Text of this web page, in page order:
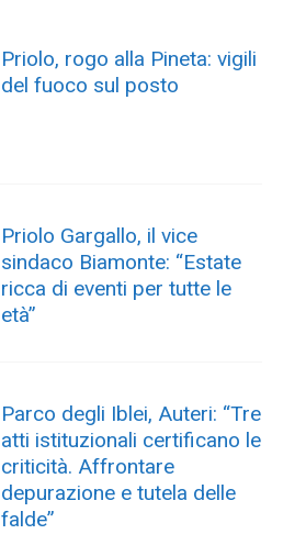
Priolo, rogo alla Pineta: vigili
del fuoco sul posto
Priolo Gargallo, il vice
sindaco Biamonte: “Estate
ricca di eventi per tutte le
età”
Parco degli Iblei, Auteri: “Tre
atti istituzionali certificano le
criticità. Affrontare
depurazione e tutela delle
falde”